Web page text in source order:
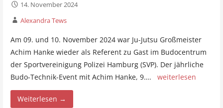
14. November 2024
Alexandra Tews
Am 09. und 10. November 2024 war Ju-Jutsu Großmeister
Achim Hanke wieder als Referent zu Gast im Budocentrum
der Sportvereinigung Polizei Hamburg (SVP). Der jährliche
Budo-Technik-Event mit Achim Hanke, 9…. weiterlesen
Weiterlesen →